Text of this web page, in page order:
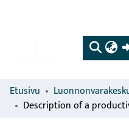
Etusivu